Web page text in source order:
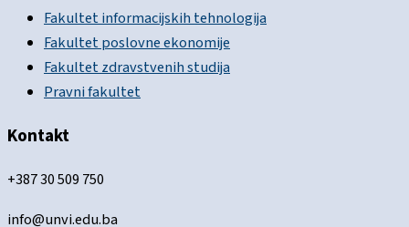
Fakultet informacijskih tehnologija
Fakultet poslovne ekonomije
Fakultet zdravstvenih studija
Pravni fakultet
Kontakt
+387 30 509 750
info@unvi.edu.ba